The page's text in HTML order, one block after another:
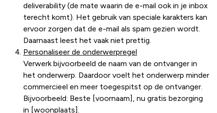
deliverability (de mate waarin de e-mail ook in je inbox
terecht komt). Het gebruik van speciale karakters kan
ervoor zorgen dat de e-mail als spam gezien wordt.
Daarnaast leest het vaak niet prettig.
Personaliseer de onderwerpregel
Verwerk bijvoorbeeld de naam van de ontvanger in
het onderwerp. Daardoor voelt het onderwerp minder
commercieel en meer toegespitst op de ontvanger.
Bijvoorbeeld: Beste [voornaam], nu gratis bezorging
in [woonplaats].